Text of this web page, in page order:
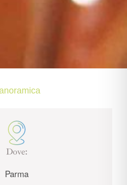
Dove:
Parma